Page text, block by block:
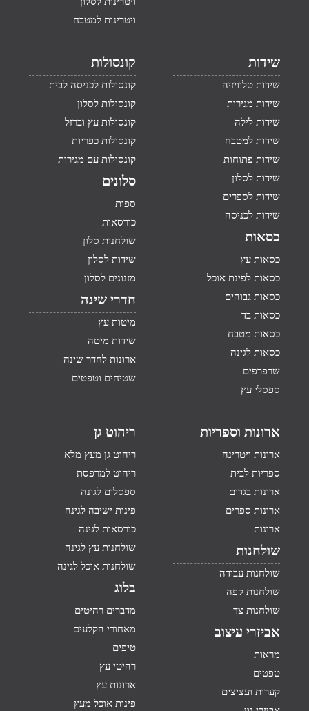
ויטרינות למטבח
שידות
שידות טלוויזיה
שידות מגירות
שידות לילה
שידות למטבח
שידות פתוחות
שידות לסלון
שידות לספרים
שידות לכניסה
כסאות
כסאות עץ
כסאות לפינת אוכל
כסאות גבוהים
כסאות בד
כסאות מטבח
כסאות לגינה
שרפרפים
ספסלי עץ
קונסולות
קונסולות לכניסה לבית
קונסולות לסלון
קונסולות עץ וברזל
קונסולות כפריות
קונסולות עם מגירות
סלונים
ספות
כורסאות
שולחנות סלון
שידות לסלון
מזנונים לסלון
חדרי שינה
מיטות עץ
שידות מיטה
ארונות לחדר שינה
שטיחים וטפטים
ארונות וספריות
ארונות ויטרינה
ספריות לבית
ארונות בגדים
ארונות ספרים
ארונות
שולחנות
שולחנות עבודה
שולחנות קפה
שולחנות צד
אביזרי עיצוב
מראות
טפטים
קערות ועציצים
ריהוט גן
ריהוט גן מעץ מלא
ריהוט למרפסת
ספסלים לגינה
פינות ישיבה לגינה
כורסאות לגינה
שולחנות עץ לגינה
שולחנות אוכל לגינה
בלוג
מדברים רהיטים
מאחורי הקלעים
טיפים
רהיטי עץ
ארונות עץ
פינות אוכל מעץ